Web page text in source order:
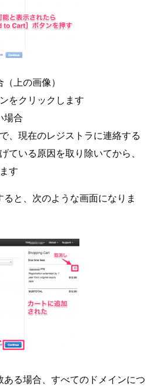
上の画像）
をクリックします
場合
、現在のレジストラに連絡する
ている原因を取り除いてから、
す
と、次のような画面になりま
る場合、すべてのドメインにつ